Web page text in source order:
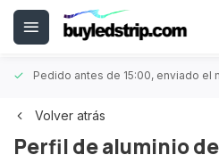
Pedido antes de 15:00, enviado el
Volver atrás
Perfil de aluminio de